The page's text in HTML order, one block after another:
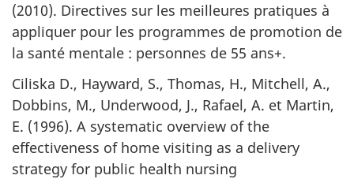
(2010). Directives sur les meilleures pratiques à
appliquer pour les programmes de promotion de
la santé mentale : personnes de 55 ans+.
Ciliska D., Hayward, S., Thomas, H., Mitchell, A.,
Dobbins, M., Underwood, J., Rafael, A. et Martin,
E. (1996). A systematic overview of the
effectiveness of home visiting as a delivery
strategy for public health nursing